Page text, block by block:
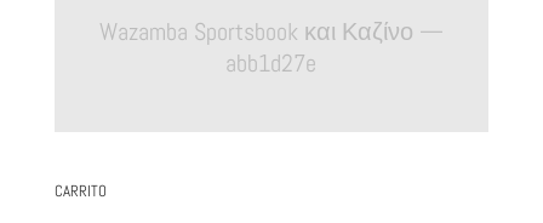
Wazamba Sportsbook και Καζίνο —
abb1d27e
CARRITO